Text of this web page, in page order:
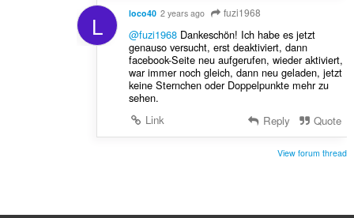
L loco40 2 years ago fuzi1968
@fuzi1968Dankeschön! Ich habe es jetzt
genauso versucht, erst deaktiviert, dann
facebook-Seite neu aufgerufen, wieder aktiviert,
war immer noch gleich, dann neu geladen, jetzt
keine Sternchen oder Doppelpunkte mehr zu
sehen.
Link
Reply Quote
View forum thread